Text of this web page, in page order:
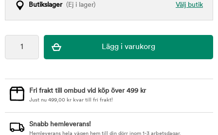
Välj butik
Butikslager(Ej i lager)
Fri frakt till ombud vid köp över 499 kr
Just nu 499,00 kr kvar till fri frakt!
Snabb hemleverans!
Hemleverans hela vägen hem till din dörr inom 1-3 arbetsdagar.